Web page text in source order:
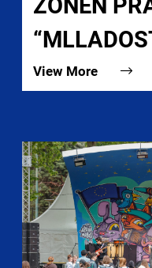
ZONËN
View More